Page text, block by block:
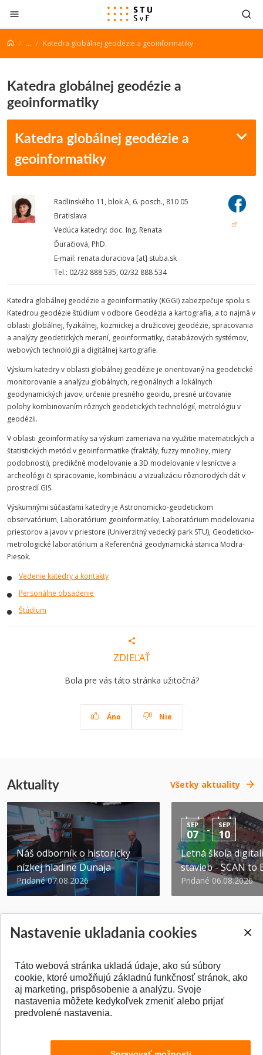
Prejsť na obsah
... Katedra globálnej geodézie a geoinformatiky
Katedra globálnej geodézie a
geoinformatiky
Katedra globálnej geodézie a
geoinformatiky
Radlinského 11, blok A, 6. posch., 810 05
Bratislava
Vedúca katedry: doc. Ing. Renata
Ďuračiová, PhD.
E-mail: renata.duraciova [at] stuba.sk
Tel.: 02/32 888 535, 02/32 888 534
Katedra globálnej geodézie a geoinformatiky (KGGI) zabezpečuje spolu s
Katedrou geodézie štúdium v odbore Geodézia a kartografia, a to najmä v
oblasti globálnej, fyzikálnej, kozmickej a družicovej geodézie, spracovania
a analýzy geodetických meraní, geoinformatiky, databázových systémov,
webových technológií a digitálnej kartografie.
Výskum katedry v oblasti globálnej geodézie je orientovaný na geodetické
monitorovanie a analýzu globálnych, regionálnych a lokálnych
geodynamických javov, určenie presného geoidu, presné určovanie
polohy kombinovaním rôznych geodetických technológií, metrológiu v
geodézii.
V oblasti geoinformatiky sa výskum zameriava na využitie matematických a
štatistických metód v geoinformatike (fraktály, fuzzy množiny, miery
podobnosti), predikčné modelovanie a 3D modelovanie v lesníctve a
archeológii či spracovanie, kombináciu a vizualizáciu rôznorodých dát v
prostredí GIS.
Výskumnými súčasťami katedry je Astronomicko-geodetickom
observatórium, Laboratórium geoinformatiky, Laboratórium modelovania
priestorov a javov v priestore (Univerzitný vedecký park STU), Geodeticko-
metrologické laboratórium a Referenčná geodynamická stanica Modra-
Piesok.
Vedenie katedry a kontakty
Personálne obsadenie
Štúdium
ZDIEĽAŤ
Bola pre vás táto stránka užitočná?
Áno Nie
Aktuality Všetky aktuality
Náš odborník o historicky
nízkej hladine Dunaja
Pridané 07.08.2026
SEP
07 - SEP
10
Letná škola
stavieb - SCAN to
Pridané 06.08.2026
SPÄŤ NA VRCH
Nastavenie ukladania cookies
Táto webová stránka ukladá údaje, ako sú súbory
cookie, ktoré umožňujú základnú funkčnosť stránok, ako
aj marketing, prispôsobenie a analýzu. Svoje
nastavenia môžete kedykoľvek zmeniť alebo prijať
predvolené nastavenia.